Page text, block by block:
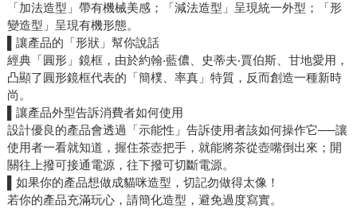
「加法造型」帶有機械美感；「減法造型」呈現統一外型；「形
變造型」呈現有機形態。
▌讓產品的「形狀」幫你說話
經典「圓形」鏡框，由於約翰‧藍儂、史蒂夫‧賈伯斯、甘地愛用，
凸顯了圓形鏡框代表的「簡樸、率真」特質，反而創造一種新時
尚。
▌讓產品外型告訴消費者如何使用
設計優良的產品會透過「示能性」告訴使用者該如何操作它──讓
使用者一看就知道，握住茶壺把手，就能將茶從壺嘴倒出來；開
關往上撥可接通電源，往下撥可切斷電源。
▌如果你的產品想做成貓咪造型，切記勿做得太像！
若你的產品充滿玩心，請簡化造型，避免過度寫實。